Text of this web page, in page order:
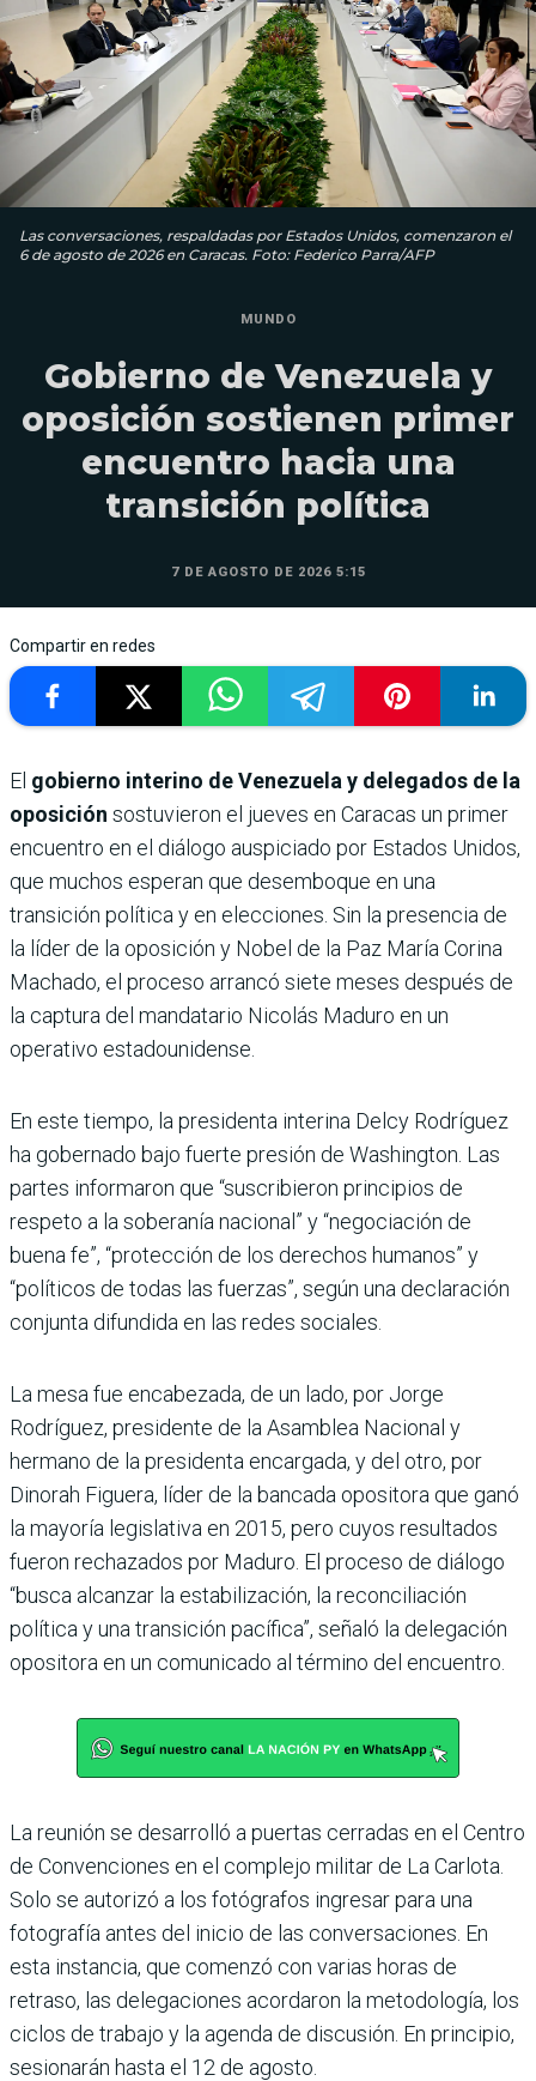
Las conversaciones, respaldadas por Estados Unidos, comenzaron el
6 de agosto de 2026 en Caracas. Foto: Federico Parra/AFP
MUNDO
Gobierno de Venezuela y
oposición sostienen primer
encuentro hacia una
transición política
7 DE AGOSTO DE 2026 5:15
Compartir en redes
El gobierno interino de Venezuela y delegados de la
oposición sostuvieron el jueves en Caracas un primer
encuentro en el diálogo auspiciado por Estados Unidos,
que muchos esperan que desemboque en una
transición política y en elecciones. Sin la presencia de
la líder de la oposición y Nobel de la Paz María Corina
Machado, el proceso arrancó siete meses después de
la captura del mandatario Nicolás Maduro en un
operativo estadounidense.
En este tiempo, la presidenta interina Delcy Rodríguez
ha gobernado bajo fuerte presión de Washington. Las
partes informaron que “suscribieron principios de
respeto a la soberanía nacional” y “negociación de
buena fe”, “protección de los derechos humanos” y
“políticos de todas las fuerzas”, según una declaración
conjunta difundida en las redes sociales.
La mesa fue encabezada, de un lado, por Jorge
Rodríguez, presidente de la Asamblea Nacional y
hermano de la presidenta encargada, y del otro, por
Dinorah Figuera, líder de la bancada opositora que ganó
la mayoría legislativa en 2015, pero cuyos resultados
fueron rechazados por Maduro. El proceso de diálogo
“busca alcanzar la estabilización, la reconciliación
política y una transición pacífica”, señaló la delegación
opositora en un comunicado al término del encuentro.
La reunión se desarrolló a puertas cerradas en el Centro
de Convenciones en el complejo militar de La Carlota.
Solo se autorizó a los fotógrafos ingresar para una
fotografía antes del inicio de las conversaciones. En
esta instancia, que comenzó con varias horas de
retraso, las delegaciones acordaron la metodología, los
ciclos de trabajo y la agenda de discusión. En principio,
sesionarán hasta el 12 de agosto.